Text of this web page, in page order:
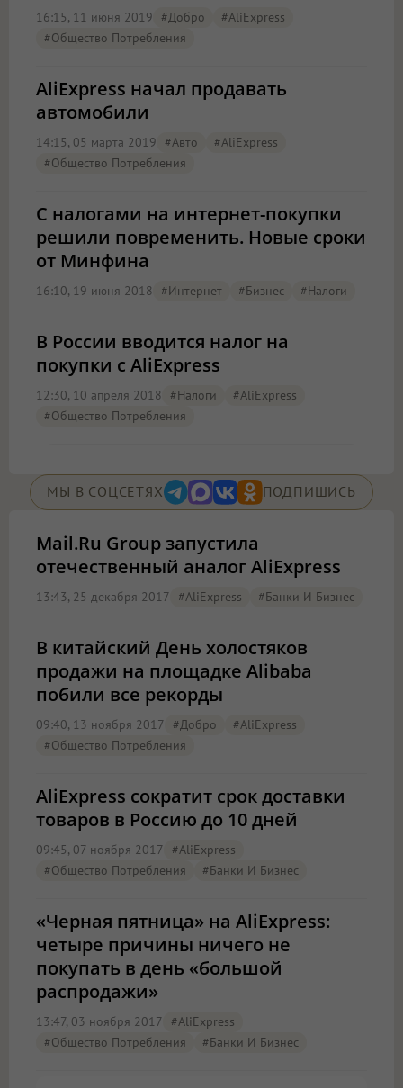
16:15, 11 июня 2019 #добро
#AliExpress
#общество Потребления
AliExpress начал продавать
автомобили
14:15, 05 марта 2019 #Авто
#AliExpress
#общество Потребления
С налогами на интернет-покупки
решили повременить. Новые сроки
от Минфина
16:10, 19 июня 2018 #Интернет #бизнес #налоги
В России вводится налог на
покупки с AliExpress
12:30, 10 апреля 2018 #налоги
#AliExpress
#общество Потребления
МЫ В СОЦСЕТЯХ ПОДПИШИСЬ
Mail.Ru Group запустила
отечественный аналог AliExpress
13:43, 25 декабря 2017 #AliExpress #Банки И Бизнес
В китайский День холостяков
продажи на площадке Alibaba
побили все рекорды
09:40, 13 ноября 2017 #добро
#AliExpress
#общество Потребления
AliExpress сократит срок доставки
товаров в Россию до 10 дней
09:45, 07 ноября 2017 #AliExpress
#общество Потребления
#Банки И Бизнес
«Черная пятница» на AliExpress:
четыре причины ничего не
покупать в день «большой
распродажи»
13:47, 03 ноября 2017 #AliExpress
#общество Потребления
#Банки И Бизнес